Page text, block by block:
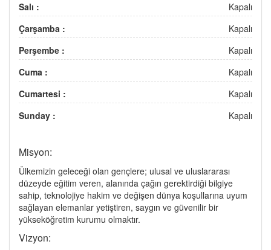
Salı :
Kapalı
Çarşamba :
Kapalı
Perşembe :
Kapalı
Cuma :
Kapalı
Cumartesi :
Kapalı
Sunday :
Kapalı
Misyon:
Ülkemizin geleceği olan gençlere; ulusal ve uluslararası
düzeyde eğitim veren, alanında çağın gerektirdiği bilgiye
sahip, teknolojiye hakim ve değişen dünya koşullarına uyum
sağlayan elemanlar yetiştiren, saygın ve güvenilir bir
yükseköğretim kurumu olmaktır.
Vizyon: